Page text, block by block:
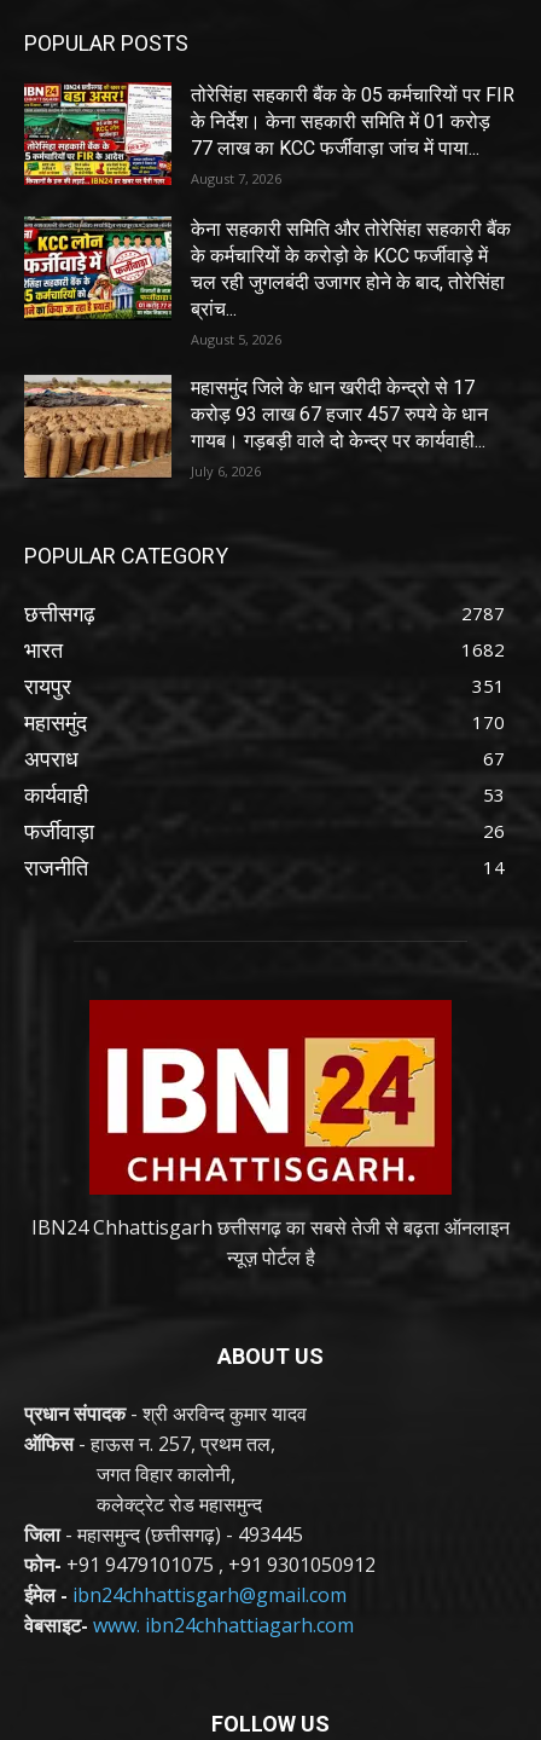
POPULAR POSTS
तोरेसिंहा सहकारी बैंक के 05 कर्मचारियों पर FIR
के निर्देश। केना सहकारी समिति में 01 करोड़
77 लाख का KCC फर्जीवाड़ा जांच में पाया...
August 7, 2026
केना सहकारी समिति और तोरेसिंहा सहकारी बैंक
के कर्मचारियों के करोड़ो के KCC फर्जीवाड़े में
चल रही जुगलबंदी उजागर होने के बाद, तोरेसिंहा
ब्रांच...
August 5, 2026
महासमुंद जिले के धान खरीदी केन्द्रो से 17
करोड़ 93 लाख 67 हजार 457 रुपये के धान
गायब। गड़बड़ी वाले दो केन्द्र पर कार्यवाही...
July 6, 2026
POPULAR CATEGORY
छत्तीसगढ़ 2787
भारत 1682
रायपुर 351
महासमुंद 170
अपराध 67
कार्यवाही 53
फर्जीवाड़ा 26
राजनीति 14
IBN24 Chhattisgarh छत्तीसगढ़ का सबसे तेजी से बढ़ता ऑनलाइन
न्यूज़ पोर्टल है
ABOUT US
प्रधान संपादक- श्री अरविन्द कुमार यादव
ऑफिस- हाऊस न. 257, प्रथम तल,
जगत विहार कालोनी,
कलेक्ट्रेट रोड महासमुन्द
जिला- महासमुन्द (छत्तीसगढ़) - 493445
फोन- +91 9479101075 , +91 9301050912
ईमेल - ibn24chhattisgarh@gmail.com
वेबसाइट- www. ibn24chhattiagarh.com
FOLLOW US